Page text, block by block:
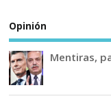
Opinión
Mentiras,